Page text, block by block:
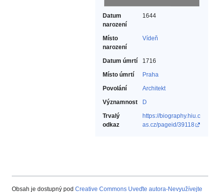
Datum
narození
1644
Místo
narození
Vídeň
Datum úmrtí
1716
Místo úmrtí
Praha
Povolání
Architekt‎
Významnost
D
Trvalý
odkaz
https://biography.hiu.c
as.cz/pageid/39118
Obsah je dostupný pod Creative Commons Uveďte autora-Nevyužívejte